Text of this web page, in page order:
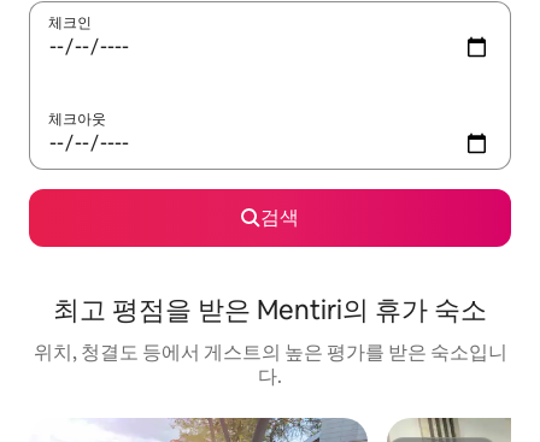
체크인
체크아웃
검색
최고 평점을 받은 Mentiri의 휴가 숙소
위치, 청결도 등에서 게스트의 높은 평가를 받은 숙소입니
다.